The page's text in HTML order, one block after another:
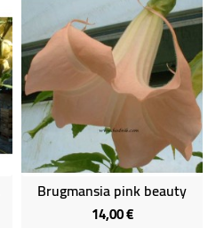
Brugmansia pink beauty
14,00 €Prix